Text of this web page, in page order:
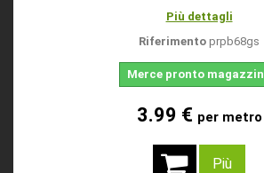
Più dettagli
Riferimento prpb68gs
Merce pronto
3.99 € per metro
Più